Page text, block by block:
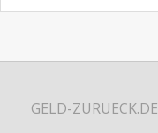
GELD-ZURUECK.DE